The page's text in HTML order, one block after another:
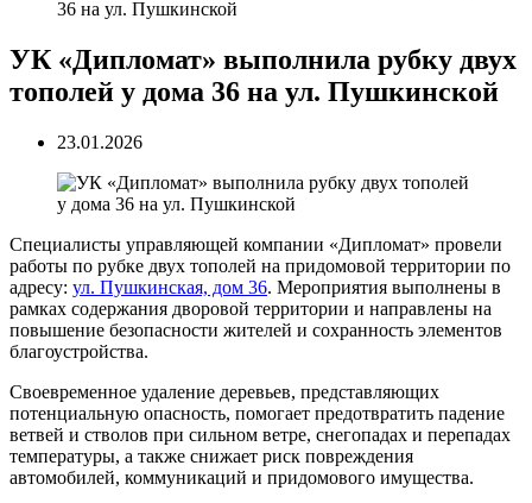
36 на ул. Пушкинской
УК «Дипломат» выполнила рубку двух
тополей у дома 36 на ул. Пушкинской
23.01.2026
Специалисты управляющей компании «Дипломат» провели
работы по рубке двух тополей на придомовой территории по
адресу: ул. Пушкинская, дом 36. Мероприятия выполнены в
рамках содержания дворовой территории и направлены на
повышение безопасности жителей и сохранность элементов
благоустройства.
Своевременное удаление деревьев, представляющих
потенциальную опасность, помогает предотвратить падение
ветвей и стволов при сильном ветре, снегопадах и перепадах
температуры, а также снижает риск повреждения
автомобилей, коммуникаций и придомового имущества.